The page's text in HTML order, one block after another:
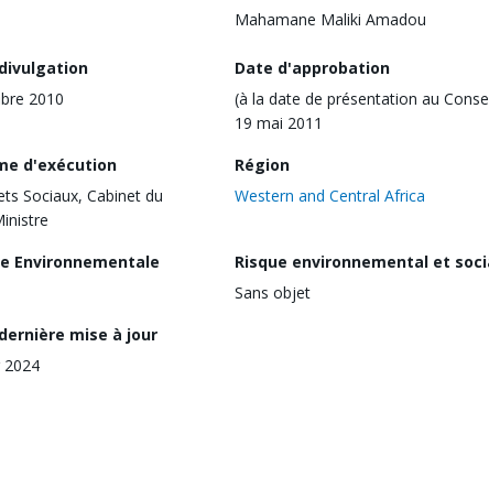
Mahamane Maliki Amadou
2010
Date d'approbation
(à la date de présentation au
19 mai 2011
d'exécution
Sociaux, Cabinet du
Région
Western and Central Africa
Environnementale
Risque environnemental et
Sans objet
mise à jour
2024